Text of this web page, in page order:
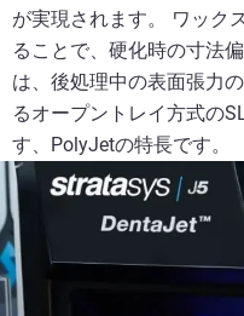
が実現されます。 ワック
ることで、硬化時の寸法
は、後処理中の表面張力
るオープントレイ方式の
す、PolyJetの特長です。